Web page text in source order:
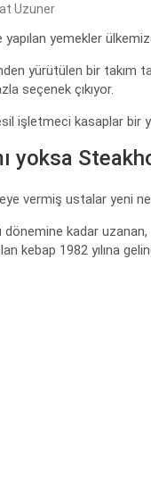
Uzuner
yapılan yemekler
yürütülen bir takım
seçenek çıkıyor.
işletmeci kasaplar bir
yoksa
vermiş ustalar yeni
dönemine kadar
kebap 1982 yılına